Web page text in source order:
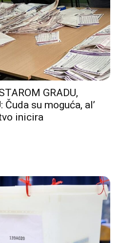
GRADU,
Čuda su moguća, al’
inicira